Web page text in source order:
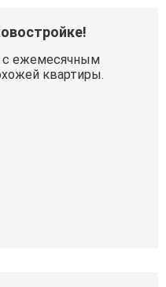
с ежемесячным
квартиры.